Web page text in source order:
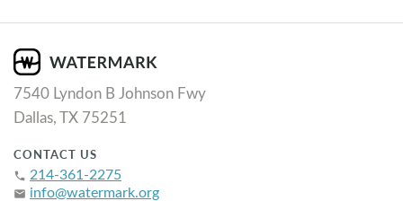
7540 Lyndon B Johnson Fwy
Dallas, TX 75251
CONTACT US
phone 214-361-2275
email info@watermark.org